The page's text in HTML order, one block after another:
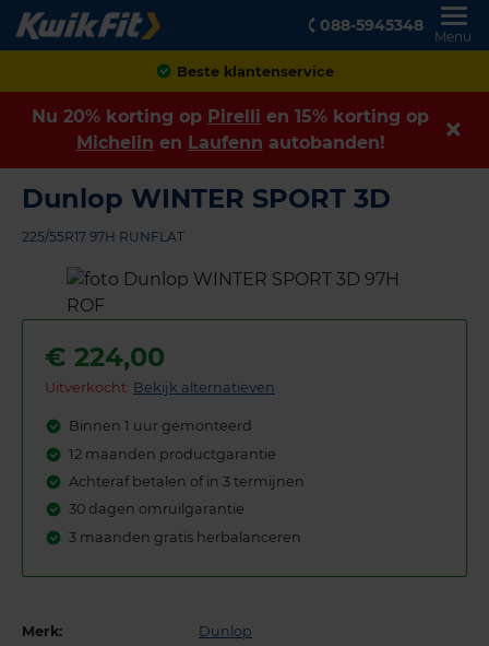
088-5945348
Menu
Achteraf betalen
Nu 20% korting op Pirelli en 15% korting op
Michelin en Laufenn autobanden!
Dunlop WINTER SPORT 3D
225/55R17 97H RUNFLAT
€ 224,00
Uitverkocht: Bekijk alternatieven
Binnen 1 uur gemonteerd
12 maanden productgarantie
Achteraf betalen of in 3 termijnen
30 dagen omruilgarantie
3 maanden gratis herbalanceren
Merk: Dunlop